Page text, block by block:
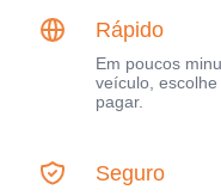
Rápido
Em poucos
veículo,
pagar.
Seguro